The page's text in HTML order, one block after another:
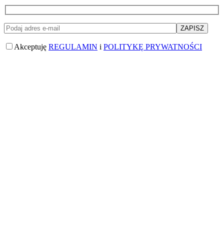
Akceptuję REGULAMIN i POLITYKĘ PRYWATNOŚCI